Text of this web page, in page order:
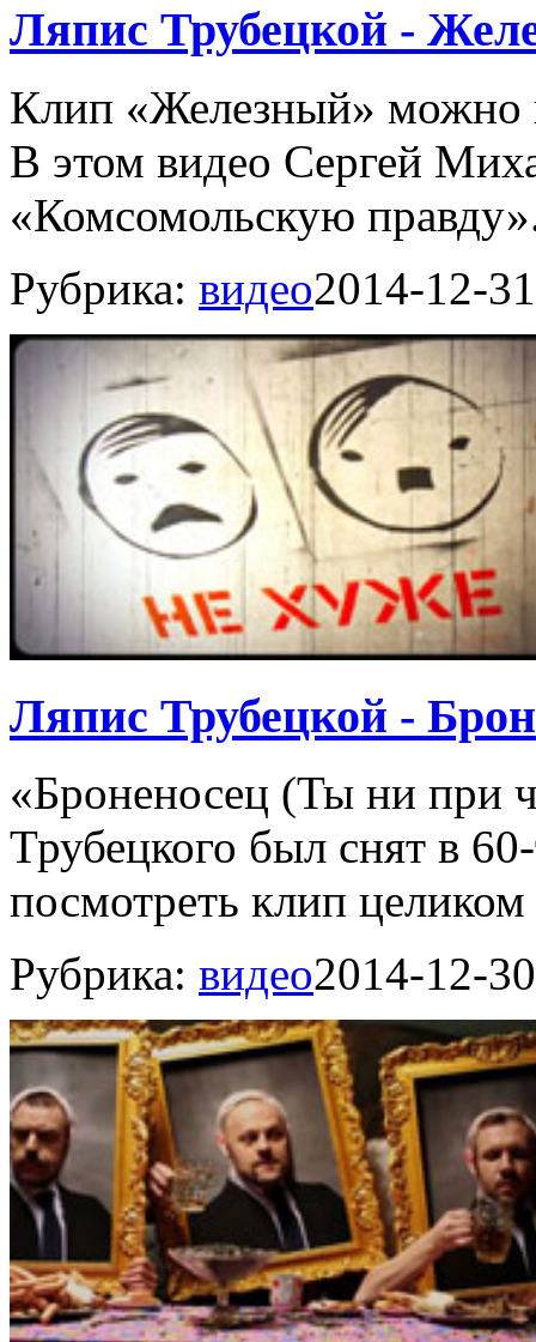
Ляпис Трубецкой -
Клип «Железный» можно
В этом видео Сергей
«Комсомольскую
Рубрика: видео2014-12-31
Ляпис Трубецкой -
«Броненосец (Ты ни при
Трубецкого был снят в
посмотреть клип
Рубрика: видео2014-12-30